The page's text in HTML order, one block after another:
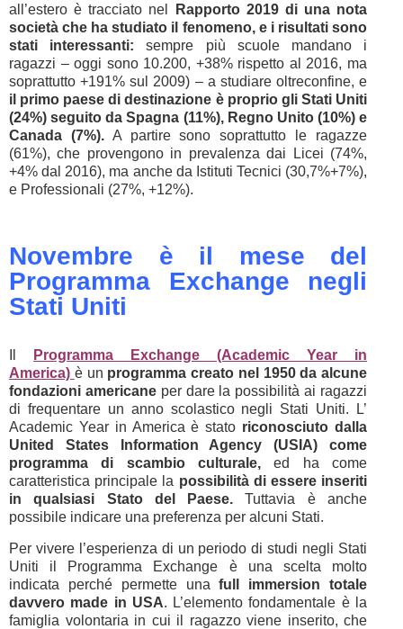
all’estero è tracciato nel
Rapporto 2019 di una nota
società che ha studiato il fenomeno, e i risultati sono
stati interessanti:
sempre più scuole mandano i
ragazzi – oggi sono 10.200, +38% rispetto al 2016, ma
soprattutto +191% sul 2009) – a studiare oltreconfine, e
il primo paese di destinazione è proprio gli Stati Uniti
(24%) seguito da Spagna (11%), Regno Unito (10%) e
Canada (7%).A partire sono soprattutto le ragazze
(61%), che provengono in prevalenza dai Licei (74%,
+4% dal 2016), ma anche da Istituti Tecnici (30,7%+7%),
e Professionali (27%, +12%).
Novembre è il mese del
Programma Exchange negli
Stati Uniti
Programma Exchange (Academic Year in
America) è un programma creato nel 1950 da alcune
fondazioni americaneper dare la possibilità ai ragazzi
di frequentare un anno scolastico negli Stati Uniti. L’
Academic Year in America è stato riconosciuto dalla
United States Information Agency (USIA) come
programma di scambio culturale, ed ha come
caratteristica principale la possibilità di essere inseriti
in qualsiasi Stato del Paese. Tuttavia è anche
possibile indicare una preferenza per alcuni Stati.
Per vivere l’esperienza di un periodo di studi negli Stati
Uniti il Programma Exchange è una scelta molto
indicata perché permette unafull immersion totale
davvero made in USA. L’elemento fondamentale è la
famiglia volontaria in cui il ragazzo viene inserito, che